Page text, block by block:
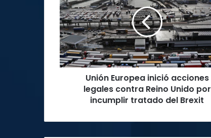
inició
acciones
legales
contra
Reino
Unido
por
incumplirUnión Europea inició acciones
legales contra Reino Unido por
incumplir tratado del Brexit